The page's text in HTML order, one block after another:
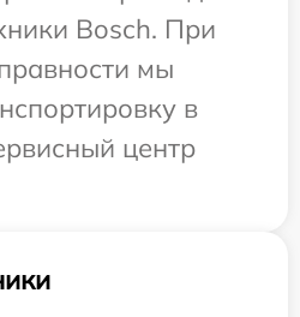
Bosch. При
мы
в
центр